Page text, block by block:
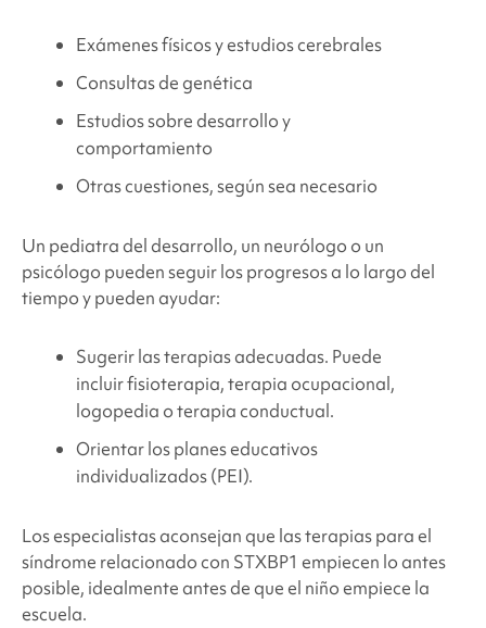
Exámenes físicos y estudios cerebrales
Consultas de genética
Estudios sobre desarrollo y
comportamiento
Otras cuestiones, según sea necesario
Un pediatra del desarrollo, un neurólogo o un
psicólogo pueden seguir los progresos a lo largo del
tiempo y pueden ayudar:
Sugerir las terapias adecuadas. Puede
incluir fisioterapia, terapia ocupacional,
logopedia o terapia conductual.
Orientar los planes educativos
individualizados (PEI).
Los especialistas aconsejan que las terapias para el
síndrome relacionado con STXBP1 empiecen lo antes
posible, idealmente antes de que el niño empiece la
escuela.